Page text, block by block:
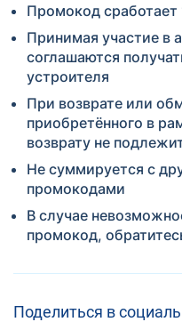
Промокод сработает
Принимая участие в
соглашаются
устроителя
При возврате или
приобретённого в
возврату не
Не суммируется с
промокодами
В случае
промокод,
Поделиться в